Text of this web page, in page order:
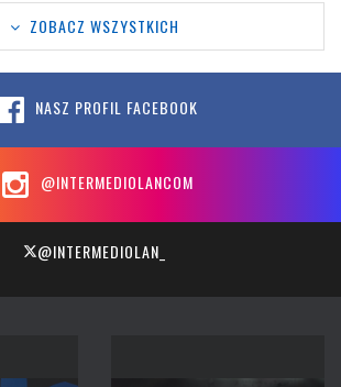
ZOBACZ WSZYSTKICH
NASZ PROFIL FACEBOOK
@INTERMEDIOLANCOM
@INTERMEDIOLAN_